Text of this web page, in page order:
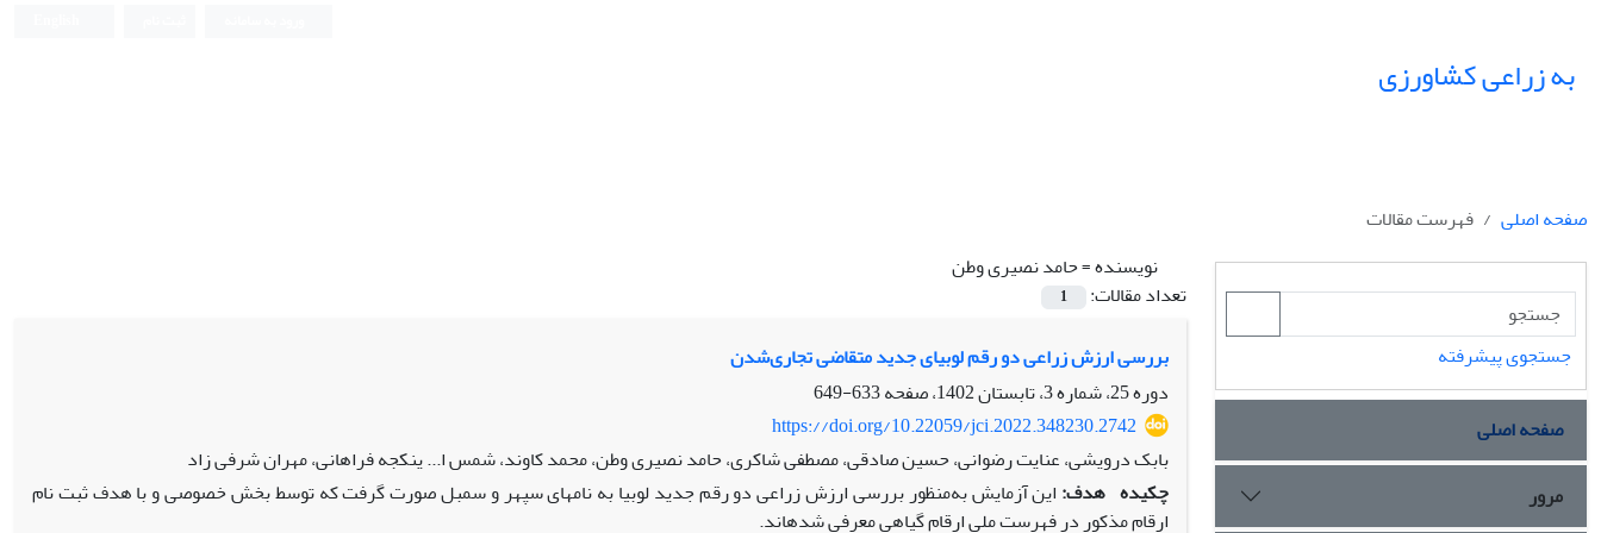
به زراعی کشاورزی
صفحه اصلی
فهرست مقالات
نویسنده =حامد نصیری وطن
تعداد مقالات:
1
بررسی ارزش زراعی دو رقم لوبیای جدید متقاضی تجاری‌شدن
دوره 25، شماره 3، تابستان 1402، صفحه
633-649
https://doi.org/10.22059/jci.2022.348230.2742
بابک درویشی، عنایت رضوانی، حسین صادقی، مصطفی شاکری، حامد نصیری وطن، محمد کاوند، شمس ا... ینکجه فراهانی، مهران شرفی زاد
چکیده هدف: این آزمایش به‌منظور بررسی ارزش زراعی دو رقم جدید لوبیا به نام­های سپهر و سمبل صورت گرفت که توسط بخش خصوصی و با هدف ثبت نام
ارقام مذکور در فهرست ملی ارقام گیاهی معرفی شده­اند.
جستجوی پیشرفته
صفحه اصلی
مرور